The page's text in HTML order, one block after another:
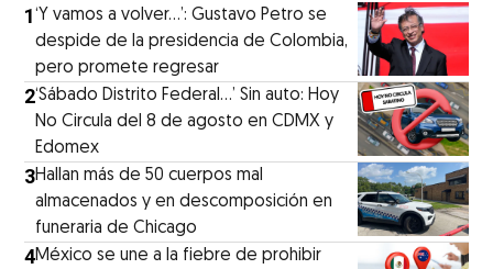
1‘Y vamos a volver…’: Gustavo Petro se
despide de la presidencia de Colombia,
pero promete regresar
2‘Sábado Distrito Federal...’ Sin auto: Hoy
No Circula del 8 de agosto en CDMX y
Edomex
3Hallan más de 50 cuerpos mal
almacenados y en descomposición en
funeraria de Chicago
4México se une a la fiebre de prohibir